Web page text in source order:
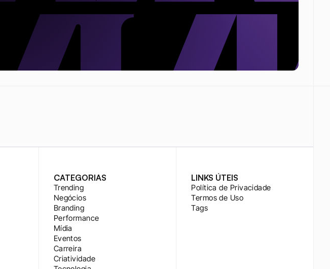
CATEGORIAS
Trending
Negócios
Branding
Performance
Mídia
Eventos
Carreira
Criatividade
LINKS ÚTEIS
Política de Privacidade
Termos de Uso
Tags